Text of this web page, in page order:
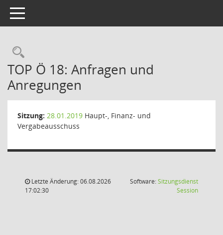
Toggle navigation
Rechercheauswahl
TOP Ö 18: Anfragen und
Anregungen
Sitzung: 28.01.2019 Haupt-, Finanz- und
Vergabeausschuss
Letzte Änderung: 06.08.2026
17:02:30
Software:Sitzungsdienst
Session(Wird in